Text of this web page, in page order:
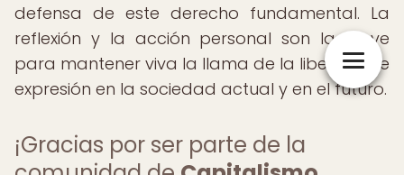
defensa de este derecho fundamental. La
reflexión y la acción personal son la clave
para mantener viva la llama de la libertad de
expresión en la sociedad actual y en el futuro.
¡Gracias por ser parte de la